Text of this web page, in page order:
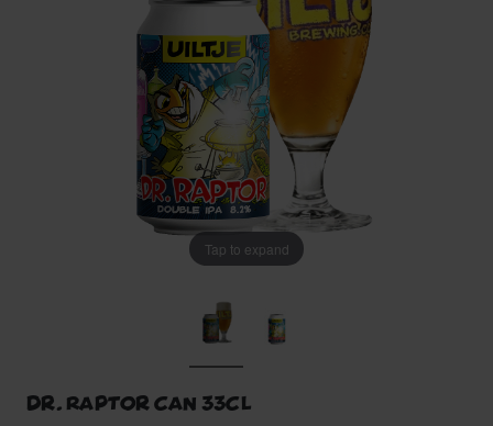
Tap to expand
Dr. Raptor can 33cl